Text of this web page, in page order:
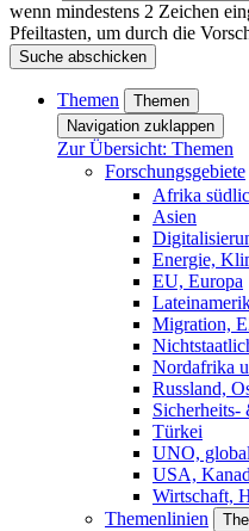
wenn mindestens 2 Zeichen
Pfeiltasten, um durch die
Suche abschicken
Themen
Themen
Navigation zuklappen
Zur Übersicht: Themen
Forschungsgebiete
Afrika
Asien
Energie,
EU, Europa
Migration,
Nordafrika
Russland,
Türkei
UNO,
USA,
Wirtschaft,
Themenlinien